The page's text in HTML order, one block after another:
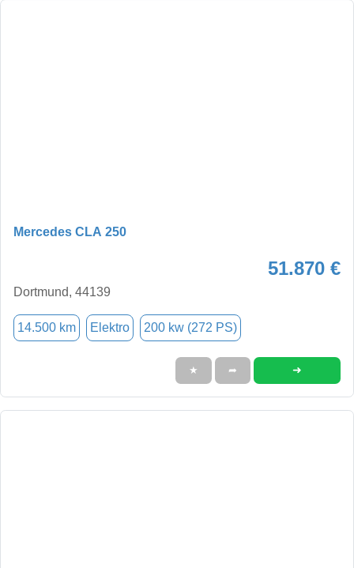
Mercedes CLA 250
51.870 €
Dortmund, 44139
14.500 km Elektro 200 kw (272 PS)
★ ➦ ➜